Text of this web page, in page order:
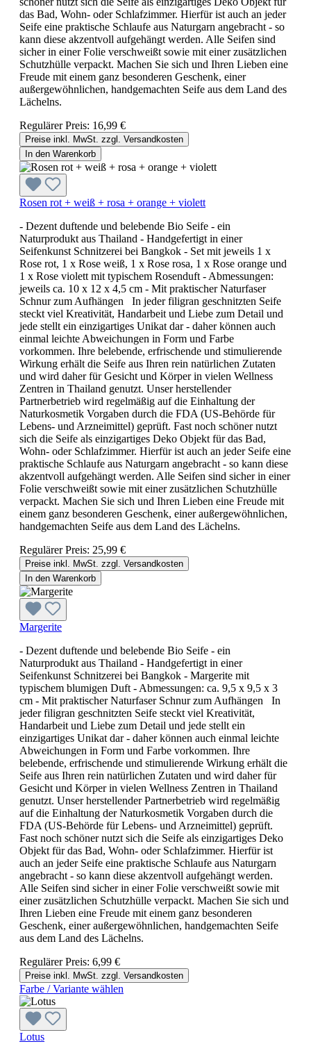
das Bad, Wohn- oder Schlafzimmer. Hierfür ist auch an jeder
Seife eine praktische Schlaufe aus Naturgarn angebracht - so
kann diese akzentvoll aufgehängt werden. Alle Seifen sind
sicher in einer Folie verschweißt sowie mit einer zusätzlichen
Schutzhülle verpackt. Machen Sie sich und Ihren Lieben eine
Freude mit einem ganz besonderen Geschenk, einer
außergewöhnlichen, handgemachten Seife aus dem Land des
Lächelns.
Regulärer Preis: 16,99 €
Preise inkl. MwSt. zzgl. Versandkosten
In den Warenkorb
Rosen rot + weiß + rosa + orange + violett
- Dezent duftende und belebende Bio Seife - ein
Naturprodukt aus Thailand - Handgefertigt in einer
Seifenkunst Schnitzerei bei Bangkok - Set mit jeweils 1 x
Rose rot, 1 x Rose weiß, 1 x Rose rosa, 1 x Rose orange und
1 x Rose violett mit typischem Rosenduft - Abmessungen:
jeweils ca. 10 x 12 x 4,5 cm - Mit praktischer Naturfaser
Schnur zum Aufhängen In jeder filigran geschnitzten Seife
steckt viel Kreativität, Handarbeit und Liebe zum Detail und
jede stellt ein einzigartiges Unikat dar - daher können auch
einmal leichte Abweichungen in Form und Farbe
vorkommen. Ihre belebende, erfrischende und stimulierende
Wirkung erhält die Seife aus Ihren rein natürlichen Zutaten
und wird daher für Gesicht und Körper in vielen Wellness
Zentren in Thailand genutzt. Unser herstellender
Partnerbetrieb wird regelmäßig auf die Einhaltung der
Naturkosmetik Vorgaben durch die FDA (US-Behörde für
Lebens- und Arzneimittel) geprüft. Fast noch schöner nutzt
sich die Seife als einzigartiges Deko Objekt für das Bad,
Wohn- oder Schlafzimmer. Hierfür ist auch an jeder Seife eine
praktische Schlaufe aus Naturgarn angebracht - so kann diese
akzentvoll aufgehängt werden. Alle Seifen sind sicher in einer
Folie verschweißt sowie mit einer zusätzlichen Schutzhülle
verpackt. Machen Sie sich und Ihren Lieben eine Freude mit
einem ganz besonderen Geschenk, einer außergewöhnlichen,
handgemachten Seife aus dem Land des Lächelns.
Regulärer Preis: 25,99 €
Preise inkl. MwSt. zzgl. Versandkosten
In den Warenkorb
Margerite
- Dezent duftende und belebende Bio Seife - ein
Naturprodukt aus Thailand - Handgefertigt in einer
Seifenkunst Schnitzerei bei Bangkok - Margerite mit
typischem blumigen Duft - Abmessungen: ca. 9,5 x 9,5 x 3
cm - Mit praktischer Naturfaser Schnur zum Aufhängen In
jeder filigran geschnitzten Seife steckt viel Kreativität,
Handarbeit und Liebe zum Detail und jede stellt ein
einzigartiges Unikat dar - daher können auch einmal leichte
Abweichungen in Form und Farbe vorkommen. Ihre
belebende, erfrischende und stimulierende Wirkung erhält die
Seife aus Ihren rein natürlichen Zutaten und wird daher für
Gesicht und Körper in vielen Wellness Zentren in Thailand
genutzt. Unser herstellender Partnerbetrieb wird regelmäßig
auf die Einhaltung der Naturkosmetik Vorgaben durch die
FDA (US-Behörde für Lebens- und Arzneimittel) geprüft.
Fast noch schöner nutzt sich die Seife als einzigartiges Deko
Objekt für das Bad, Wohn- oder Schlafzimmer. Hierfür ist
auch an jeder Seife eine praktische Schlaufe aus Naturgarn
angebracht - so kann diese akzentvoll aufgehängt werden.
Alle Seifen sind sicher in einer Folie verschweißt sowie mit
einer zusätzlichen Schutzhülle verpackt. Machen Sie sich und
Ihren Lieben eine Freude mit einem ganz besonderen
Geschenk, einer außergewöhnlichen, handgemachten Seife
aus dem Land des Lächelns.
Regulärer Preis: 6,99 €
Preise inkl. MwSt. zzgl. Versandkosten
Farbe / Variante wählen
Lotus